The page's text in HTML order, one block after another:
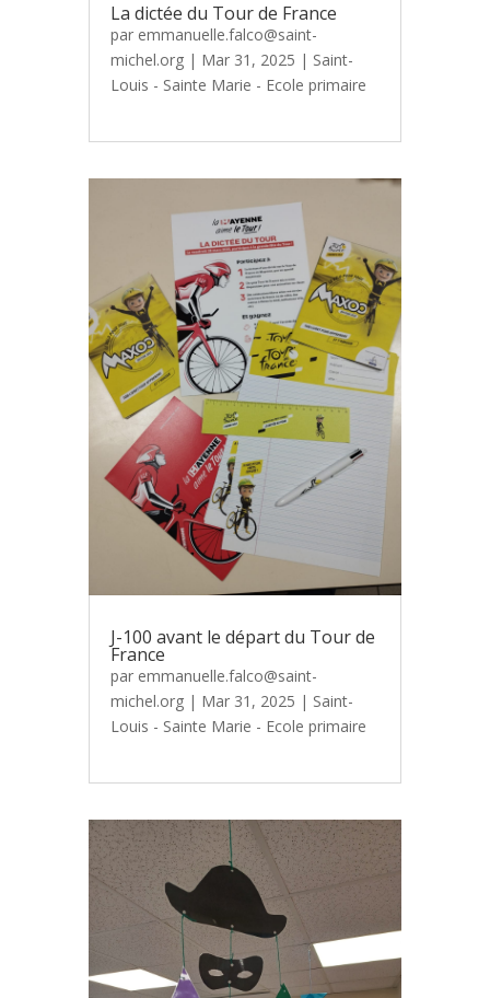
La dictée du Tour de France
par emmanuelle.falco@saint-
michel.org| Mar 31, 2025 | Saint-
Louis - Sainte Marie - Ecole primaire
J-100 avant le départ du Tour de
France
par emmanuelle.falco@saint-
michel.org| Mar 31, 2025 | Saint-
Louis - Sainte Marie - Ecole primaire